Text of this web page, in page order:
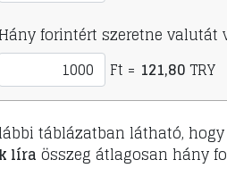
forintért szeretne valutát
Ft = 121,80TRY
táblázatban látható,
líra összeg átlagosan hány